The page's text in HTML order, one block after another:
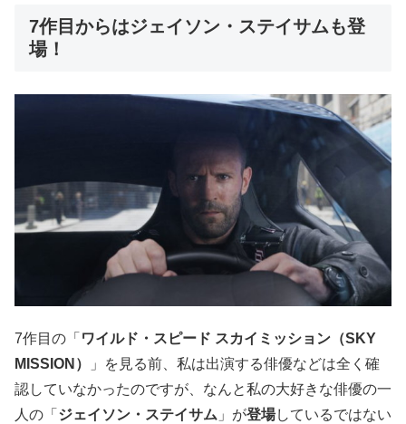
7作目からはジェイソン・ステイサムも登
場！
7作目の「 ワイルド・スピード スカイミッション（SKY
MISSION）
」を見る前、私は出演する俳優などは全く確
認していなかったのですが、なんと私の大好きな俳優の一
人の「 ジェイソン・ステイサム 」が登場しているではない